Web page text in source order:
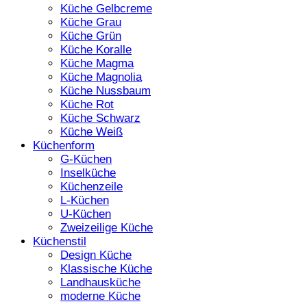
Küche Gelbcreme
Küche Grau
Küche Grün
Küche Koralle
Küche Magma
Küche Magnolia
Küche Nussbaum
Küche Rot
Küche Schwarz
Küche Weiß
Küchenform
G-Küchen
Inselküche
Küchenzeile
L-Küchen
U-Küchen
Zweizeilige Küche
Küchenstil
Design Küche
Klassische Küche
Landhausküche
moderne Küche